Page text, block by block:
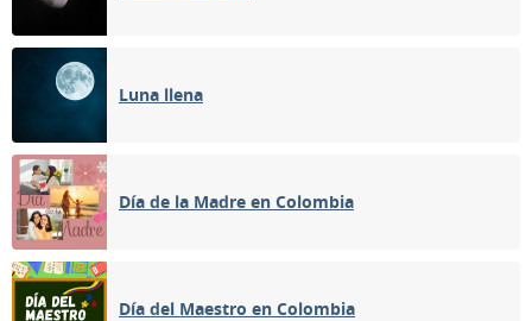
Luna llena
Día de la Madre en Colombia
Día del Maestro en Colombia